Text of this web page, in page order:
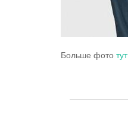
Больше фото тут